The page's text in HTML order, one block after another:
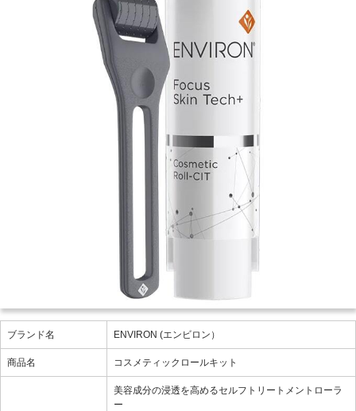
ブランド名 ENVIRON (エンビロン）
商品名 コスメティックロールキット
美容成分の浸透を高めるセルフトリートメントローラ
ー